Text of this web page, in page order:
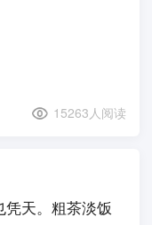
15263人阅读
天。粗茶淡饭